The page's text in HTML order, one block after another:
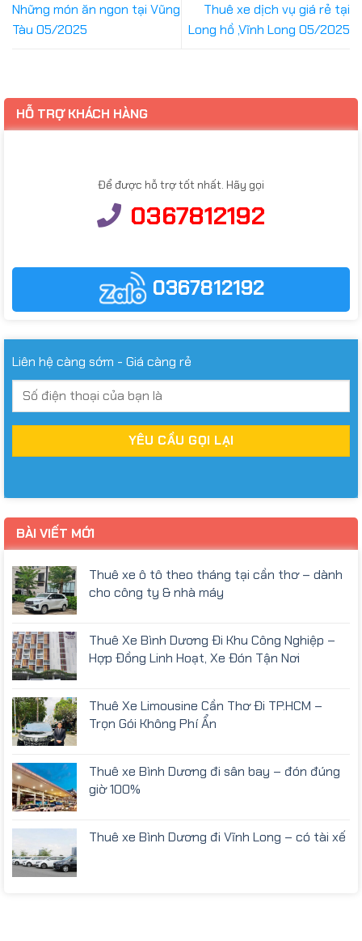
Những món ăn ngon tại Vũng
Tàu 05/2025
Thuê xe dịch vụ giá rẻ tại
Long hồ ,Vĩnh Long 05/2025
HỖ TRỢ KHÁCH HÀNG
Để được hỗ trợ tốt nhất. Hãy gọi
0367812192
0367812192
Liên hệ càng sớm - Giá càng rẻ
BÀI VIẾT MỚI
Thuê xe ô tô theo tháng tại cần thơ – dành
cho công ty & nhà máy
Thuê Xe Bình Dương Đi Khu Công Nghiệp –
Hợp Đồng Linh Hoạt, Xe Đón Tận Nơi
Thuê Xe Limousine Cần Thơ Đi TP.HCM –
Trọn Gói Không Phí Ẩn
Thuê xe Bình Dương đi sân bay – đón đúng
giờ 100%
Thuê xe Bình Dương đi Vĩnh Long – có tài xế